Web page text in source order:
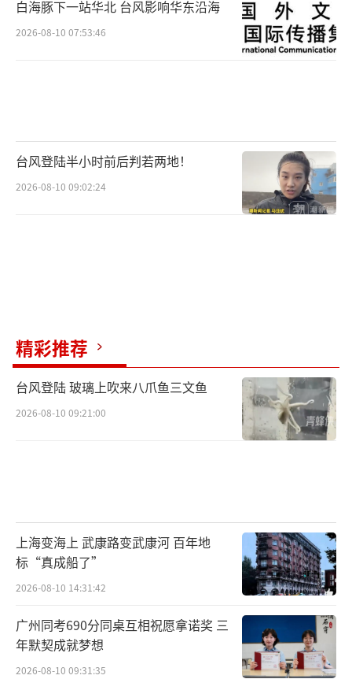
白海豚下一站华北 台风影响华东沿海
2026-08-10 07:53:46
台风登陆半小时前后判若两地！
2026-08-10 09:02:24
精彩推荐
台风登陆 玻璃上吹来八爪鱼三文鱼
2026-08-10 09:21:00
上海变海上 武康路变武康河 百年地
标“真成船了”
2026-08-10 14:31:42
广州同考690分同桌互相祝愿拿诺奖 三
年默契成就梦想
2026-08-10 09:31:35